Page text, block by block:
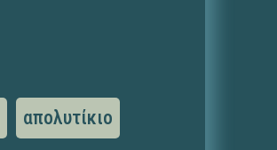
απολυτίκιο